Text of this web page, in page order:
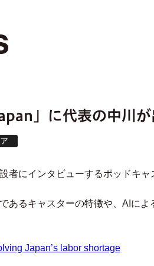
」に代表の中川が
者にインタビューするポッドキ
あるキャスターの特徴や、AIに
Japan’s labor shortage